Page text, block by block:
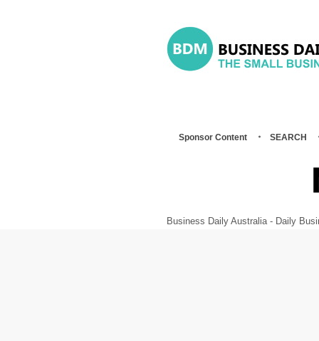
Sponsor Content SEARCH
Business Daily Australia - Daily